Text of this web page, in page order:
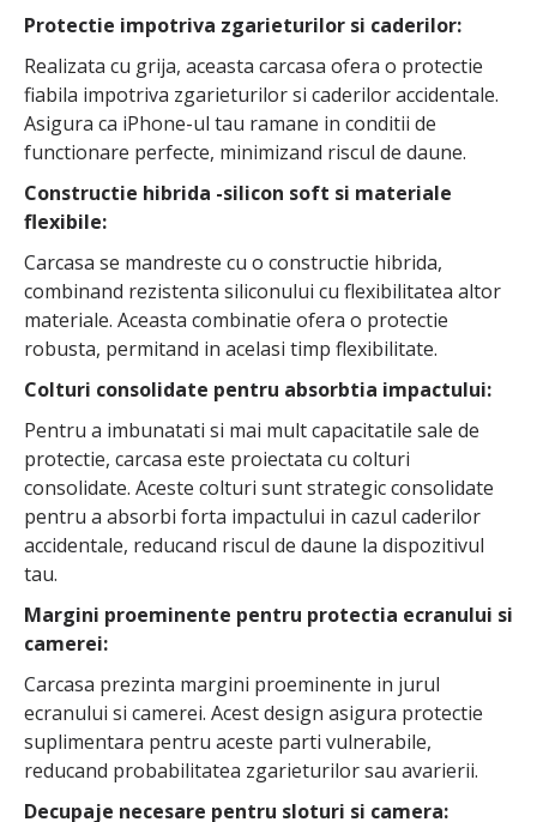
Protectie impotriva zgarieturilor si caderilor:
Realizata cu grija, aceasta carcasa ofera o protectie
fiabila impotriva zgarieturilor si caderilor accidentale.
Asigura ca iPhone-ul tau ramane in conditii de
functionare perfecte, minimizand riscul de daune.
Constructie hibrida -silicon soft si materiale
flexibile:
Carcasa se mandreste cu o constructie hibrida,
combinand rezistenta siliconului cu flexibilitatea altor
materiale. Aceasta combinatie ofera o protectie
robusta, permitand in acelasi timp flexibilitate.
Colturi consolidate pentru absorbtia impactului:
Pentru a imbunatati si mai mult capacitatile sale de
protectie, carcasa este proiectata cu colturi
consolidate. Aceste colturi sunt strategic consolidate
pentru a absorbi forta impactului in cazul caderilor
accidentale, reducand riscul de daune la dispozitivul
tau.
Margini proeminente pentru protectia ecranului si
camerei:
Carcasa prezinta margini proeminente in jurul
ecranului si camerei. Acest design asigura protectie
suplimentara pentru aceste parti vulnerabile,
reducand probabilitatea zgarieturilor sau avarierii.
Decupaje necesare pentru sloturi si camera: